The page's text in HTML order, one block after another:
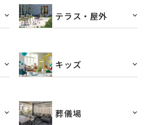
テラス・屋外
キッズ
葬儀場